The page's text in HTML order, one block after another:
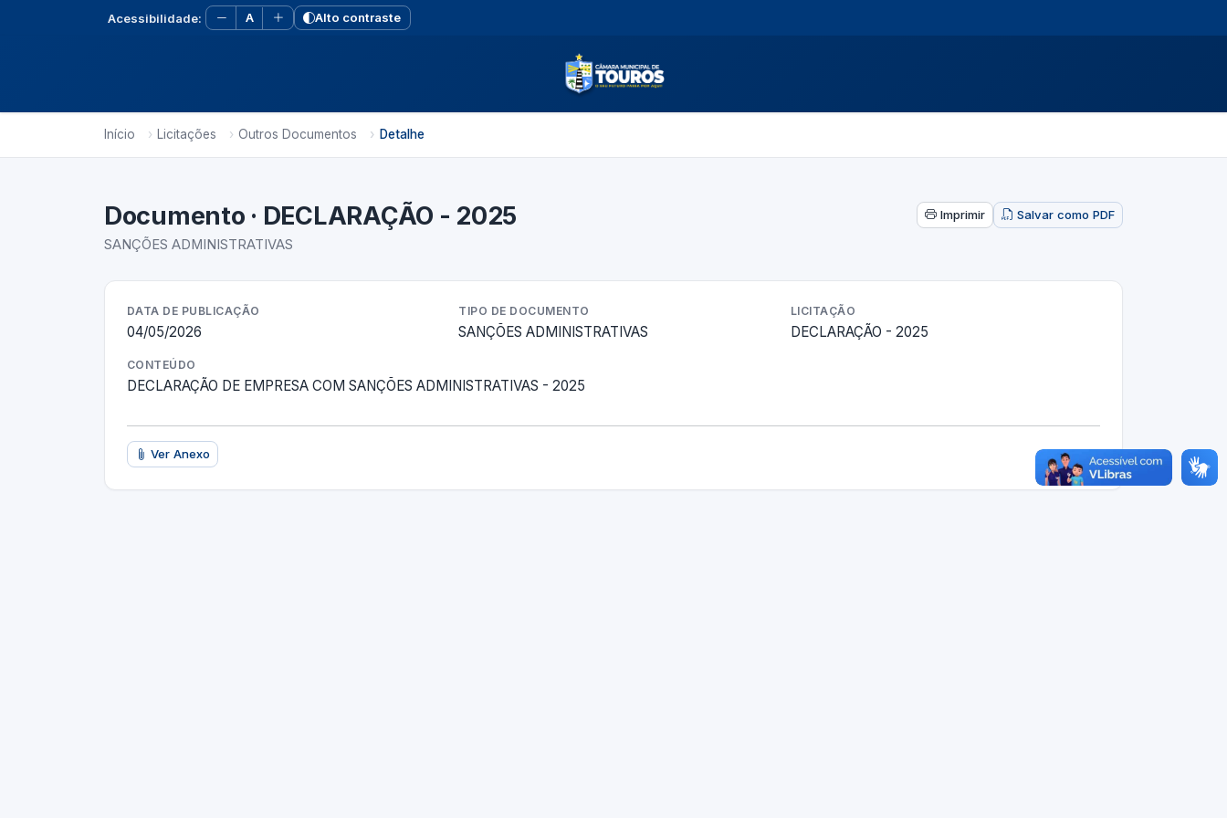
Acessibilidade: A Alto contraste
Início Licitações Outros Documentos Detalhe
Documento · DECLARAÇÃO - 2025
SANÇÕES ADMINISTRATIVAS
Imprimir Salvar como PDF
DATA DE PUBLICAÇÃO
04/05/2026
TIPO DE DOCUMENTO
SANÇÕES ADMINISTRATIVAS
LICITAÇÃO
DECLARAÇÃO - 2025
CONTEÚDO
DECLARAÇÃO DE EMPRESA COM SANÇÕES ADMINISTRATIVAS - 2025
Ver Anexo